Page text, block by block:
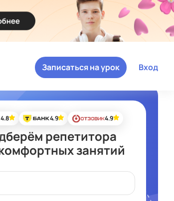
Вход
Записаться на урок
4.8 4.9 4.9
репетитора
занятий